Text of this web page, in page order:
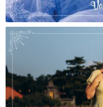
Что На Самом Деле